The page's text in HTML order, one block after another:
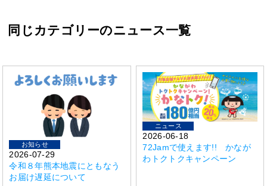
同じカテゴリーのニュース一覧
お知らせ
2026-07-29
令和８年熊本地震にともなう
お届け遅延について
ニュース
2026-06-18
72Jamで使えます!! かなが
わトクトクキャンペーン